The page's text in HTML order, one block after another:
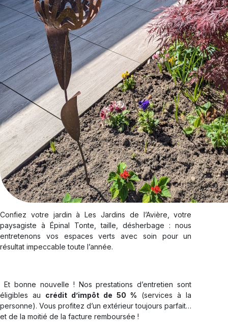
Confiez votre jardin à Les Jardins de l’Avière, votre
paysagiste à Épinal Tonte, taille, désherbage : nous
entretenons vos espaces verts avec soin pour un
résultat impeccable toute l’année.
Et bonne nouvelle ! Nos prestations d’entretien sont
éligibles au crédit d’impôt de 50 % (services à la
personne). Vous profitez d’un extérieur toujours parfait…
et de la moitié de la facture remboursée !